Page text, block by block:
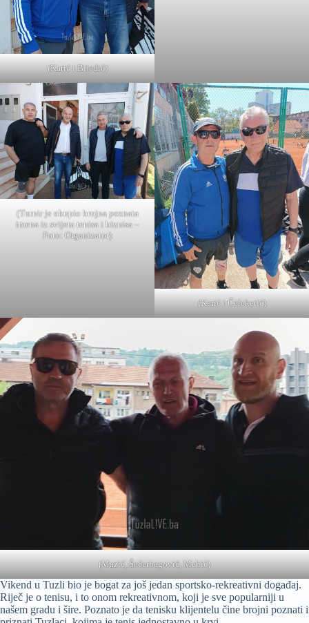
(Karić i Bijedić)
(Turnir je okupio brojna poznata
imena iz svijeta tenisa i biznisa –
Foto: Organizator)
(Karić i Čeleketić)
(Mazić, Šećerbegović, Mehić)
Vikend u Tuzli bio je bogat za još jedan sportsko-rekreativni događaj.
Riječ je o tenisu, i to onom rekreativnom, koji je sve popularniji u
našem gradu i šire. Poznato je da tenisku klijentelu čine brojni poznati i